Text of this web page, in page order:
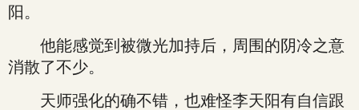
阳。
他能感觉到被微光加持后，周围的阴冷之意
消散了不少。
天师强化的确不错，也难怪李天阳有自信跟